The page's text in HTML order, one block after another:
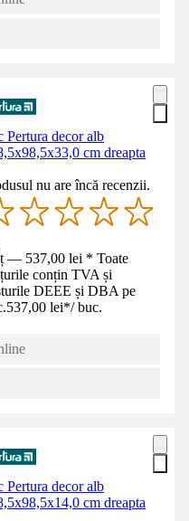
Pertura decor alb
cm dreapta
nu are încă recenzii.
— 537,00 lei * Toate
conțin TVA și
DEEE și DBA pe
537,00 lei*/ buc.
Pertura decor alb
cm dreapta